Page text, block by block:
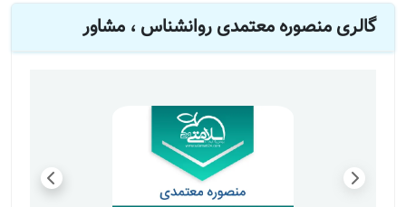
گالری منصوره معتمدی روانشناس ، مشاور